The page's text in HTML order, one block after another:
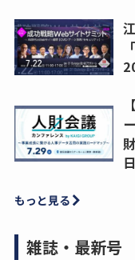
もっと見る
雑誌・最新号